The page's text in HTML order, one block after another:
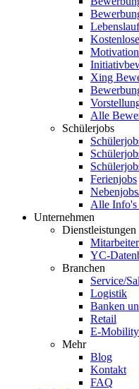
Xing
Alle
Schülerjobs
Ferienjobs
Alle Info's
Unternehmen
Dienstleistungen
YC-
Branchen
Service/
Logistik
Banken
Retail
E-Mobility
Mehr
Blog
Kontakt
FAQ